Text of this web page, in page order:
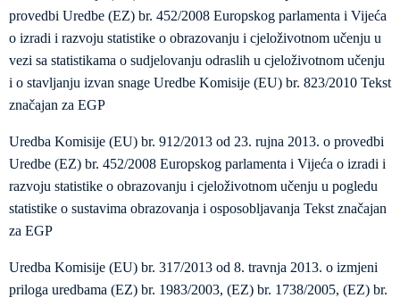
provedbi Uredbe (EZ) br. 452/2008 Europskog parlamenta i Vijeća
o izradi i razvoju statistike o obrazovanju i cjeloživotnom učenju u
vezi sa statistikama o sudjelovanju odraslih u cjeloživotnom učenju
i o stavljanju izvan snage Uredbe Komisije (EU) br. 823/2010 Tekst
značajan za EGP
Uredba Komisije (EU) br. 912/2013 оd 23. rujna 2013. o provedbi
Uredbe (EZ) br. 452/2008 Europskog parlamenta i Vijeća o izradi i
razvoju statistike o obrazovanju i cjeloživotnom učenju u pogledu
statistike o sustavima obrazovanja i osposobljavanja Tekst značajan
za EGP
Uredba Komisije (EU) br. 317/2013 od 8. travnja 2013. o izmjeni
priloga uredbama (EZ) br. 1983/2003, (EZ) br. 1738/2005, (EZ) br.